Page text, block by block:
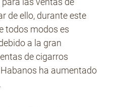
de ello, durante este
todos modos es
a la gran
de cigarros
ha aumentado